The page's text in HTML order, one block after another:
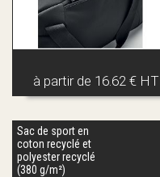
à partir de 16.62 € HT
Sac de sport en
coton recyclé et
polyester recyclé
(380 g/m²)